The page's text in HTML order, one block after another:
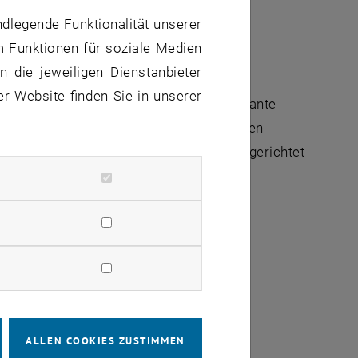
für diversitätsrelevante
Digitalisierung und sich damit
Gestaltungsrichtlinien, die relevante
in der industriellen
so lange wie möglich, zielgerichtet
Digitalisierungsfonds Arbeit 4.0 der
Funktionalität unserer
Funktionen für soziale Medien
die jeweiligen Dienstanbieter
Website finden Sie in unserer
ALLEN COOKIES ZUSTIMMEN